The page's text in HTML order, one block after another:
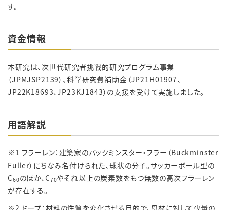
す。
資金情報
本研究は、次世代研究者挑戦的研究プログラム事業
（JPMJSP2139）、科学研究費補助金（JP21H01907、
JP22K18693、JP23KJ1843）の支援を受けて実施しました。
用語解説
※1 フラーレン：建築家のバックミンスター・フラー（Buckminster
Fuller）にちなみ名付けられた、球状の分子。サッカーボール型の
C60のほか、C70やそれ以上の炭素数をもつ無数の高次フラーレン
が存在する。
※2 ドープ：材料の性質を変化させる目的で、母材に対して少量の